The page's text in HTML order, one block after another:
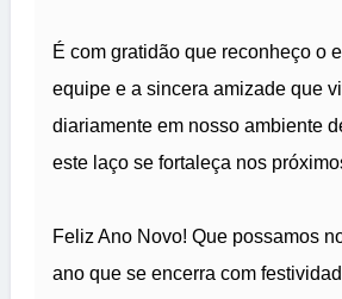
É com gratidão que reconheço o
equipe e a sincera amizade que
diariamente em nosso ambiente
este laço se fortaleça nos
Feliz Ano Novo! Que possamos
ano que se encerra com